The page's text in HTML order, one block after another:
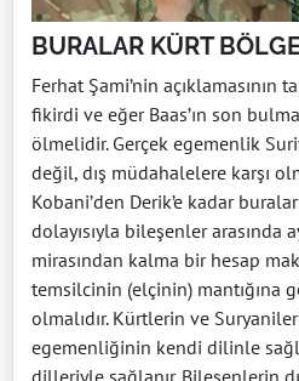
BURALAR KÜRT
Ferhat Şami’nin açıklamasının
fikirdi ve eğer Baas’ın son
ölmelidir. Gerçek egemenlik
değil, dış müdahalelere karşı
Kobani’den Derik’e kadar
dolayısıyla bileşenler arasında
mirasından kalma bir hesap
temsilcinin (elçinin) mantığına
olmalıdır. Kürtlerin ve
egemenliğinin kendi dilinle
dilleriyle sağlanır. Bileşenlerin